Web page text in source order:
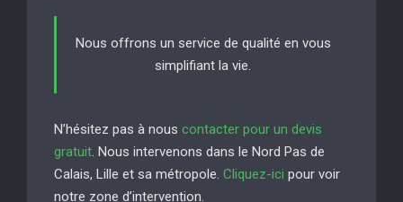
Nous offrons un service de qualité en vous
simplifiant la vie.
N’hésitez pas à nous contacter pour un devis
gratuit . Nous intervenons dans le Nord Pas de
Calais, Lille et sa métropole. Cliquez-ici pour voir
notre zone d’intervention.